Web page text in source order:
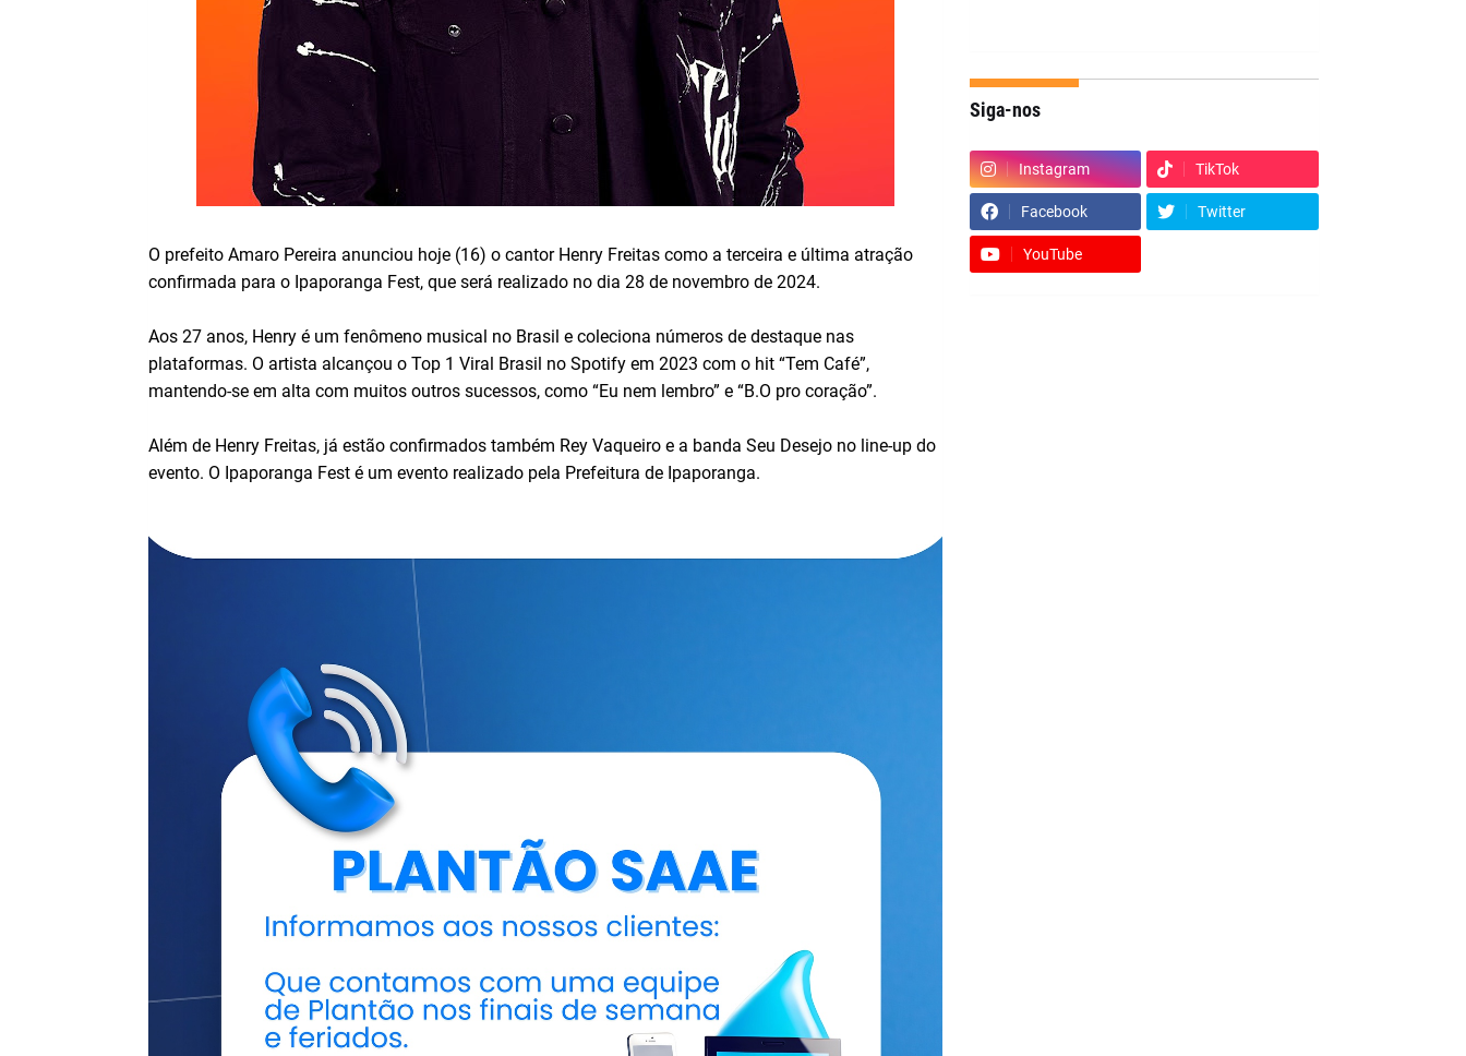
O prefeito Amaro Pereira anunciou hoje (16) o cantor Henry Freitas como a terceira e última atração
confirmada para o Ipaporanga Fest, que será realizado no dia 28 de novembro de 2024.
Aos 27 anos, Henry é um fenômeno musical no Brasil e coleciona números de destaque nas
plataformas. O artista alcançou o Top 1 Viral Brasil no Spotify em 2023 com o hit “Tem Café”,
mantendo-se em alta com muitos outros sucessos, como “Eu nem lembro” e “B.O pro coração”.
Além de Henry Freitas, já estão confirmados também Rey Vaqueiro e a banda Seu Desejo no line-up do
evento. O Ipaporanga Fest é um evento realizado pela Prefeitura de Ipaporanga.
Siga-nos
Instagram TikTok
Facebook Twitter
YouTube